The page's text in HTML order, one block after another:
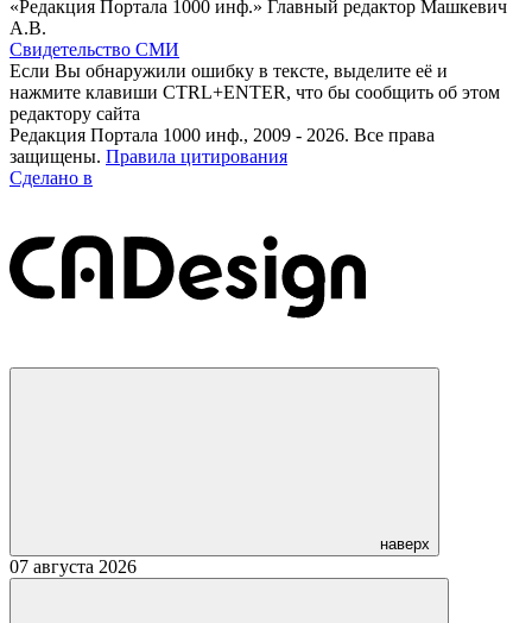
«Редакция Портала 1000 инф.» Главный редактор Машкевич
А.В.
Свидетельство СМИ
Если Вы обнаружили ошибку в тексте, выделите её и
нажмите клавиши CTRL+ENTER, что бы сообщить об этом
редактору сайта
Редакция Портала 1000 инф., 2009 - 2026. Все права
защищены. Правила цитирования
Сделано в
наверх
07 августа 2026